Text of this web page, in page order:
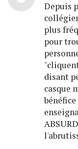
Depuis
plus
pour
disant
casque